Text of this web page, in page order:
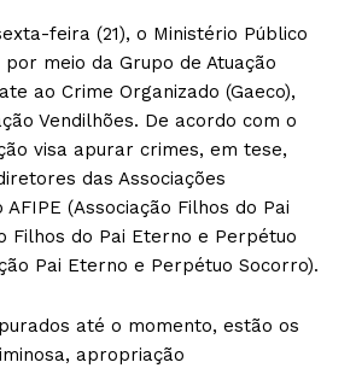
feira (21), o Ministério Público
por meio da Grupo de Atuação
ao Crime Organizado (Gaeco),
Vendilhões. De acordo com o
visa apurar crimes, em tese,
das Associações
(Associação Filhos do Pai
Filhos do Pai Eterno e Perpétuo
Pai Eterno e Perpétuo Socorro).
até o momento, estão os
apropriação